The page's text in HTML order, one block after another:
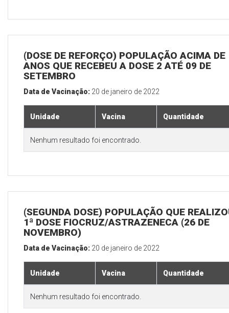
(DOSE DE REFORÇO) POPULAÇÃO ACIMA DE
ANOS QUE RECEBEU A DOSE 2 ATÉ 09 DE
SETEMBRO
Data de Vacinação: 20 de janeiro de 2022
Unidade Vacina Quantidade
Nenhum resultado foi encontrado.
(SEGUNDA DOSE) POPULAÇÃO QUE
1ª DOSE FIOCRUZ/ASTRAZENECA (26 DE
NOVEMBRO)
Data de Vacinação: 20 de janeiro de 2022
Unidade Vacina Quantidade
Nenhum resultado foi encontrado.